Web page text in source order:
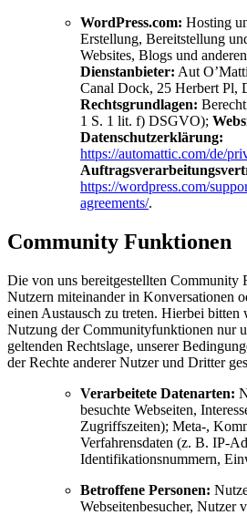
WordPress.com: Hosting
Erstellung, Bereitstellung
Websites, Blogs und
Dienstanbieter: Aut
Canal Dock, 25 Herbert Pl,
Rechtsgrundlagen:
1 S. 1 lit. f) DSGVO);
Datenschutzerklärung:
https://automattic.com/de/
https://wordpress.com/
agreements/.
Community Funktionen
Die von uns bereitgestellten Community
Nutzern miteinander in Konversationen
einen Austausch zu treten. Hierbei bitten
Nutzung der Communityfunktionen nur
geltenden Rechtslage, unserer
der Rechte anderer Nutzer und Dritter
Verarbeitete Datenarten:
besuchte Webseiten,
Zugriffszeiten); Meta-,
Verfahrensdaten (z. B. IP-
Identifikationsnummern,
Betroffene Personen:
Webseitenbesucher, Nutzer